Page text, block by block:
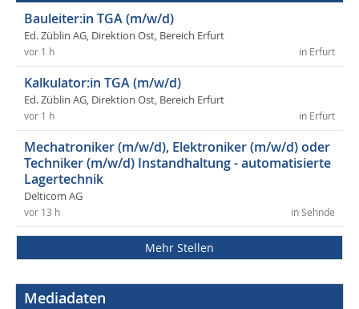
Bauleiter:in TGA (m/w/d)
Ed. Züblin AG, Direktion Ost, Bereich Erfurt
in Erfurt
vor 1 h
Kalkulator:in TGA (m/w/d)
Ed. Züblin AG, Direktion Ost, Bereich Erfurt
in Erfurt
vor 1 h
Mechatroniker (m/w/d), Elektroniker (m/w/d) oder
Techniker (m/w/d) Instandhaltung - automatisierte
Lagertechnik
Delticom AG
in Sehnde
vor 13 h
Mehr Stellen
Mediadaten